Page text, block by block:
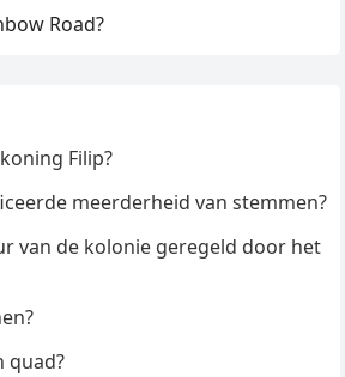
Road?
Filip?
meerderheid van stemmen?
van de kolonie geregeld door het
quad?